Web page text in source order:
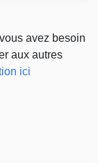
avez besoin
aux autres
ici